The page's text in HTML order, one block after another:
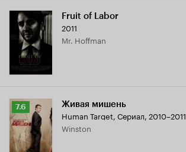
Fruit of Labor
2011
Mr. Hoffman
Рейтинг
Кинопоиска
7.6
7.6 Живая мишень
Human Target, Сериал, 2010–2011
Winston